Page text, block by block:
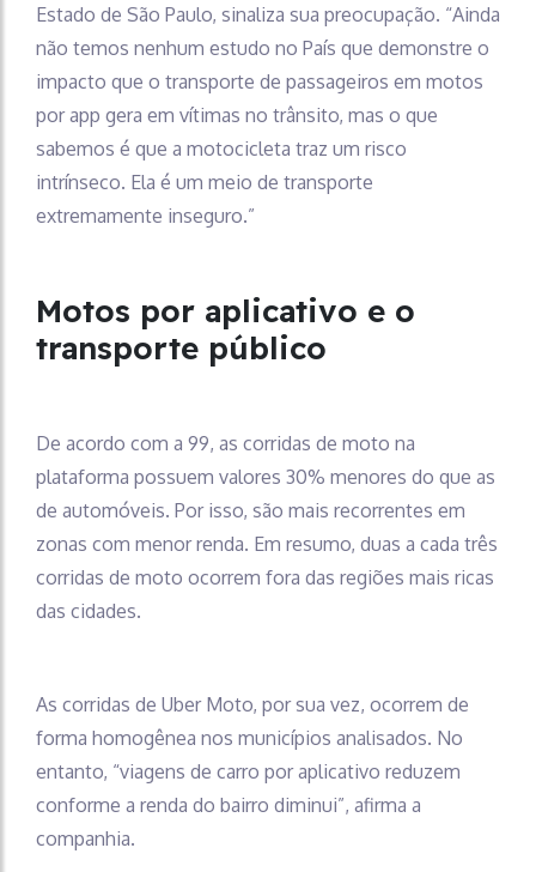
Estado de São Paulo, sinaliza sua preocupação. “Ainda
não temos nenhum estudo no País que demonstre o
impacto que o transporte de passageiros em motos
por app gera em vítimas no trânsito, mas o que
sabemos é que a motocicleta traz um risco
intrínseco. Ela é um meio de transporte
extremamente inseguro.”
Motos por aplicativo e o
transporte público
De acordo com a 99, as corridas de moto na
plataforma possuem valores 30% menores do que as
de automóveis. Por isso, são mais recorrentes em
zonas com menor renda. Em resumo, duas a cada três
corridas de moto ocorrem fora das regiões mais ricas
das cidades.
As corridas de Uber Moto, por sua vez, ocorrem de
forma homogênea nos municípios analisados. No
entanto, “viagens de carro por aplicativo reduzem
conforme a renda do bairro diminui”, afirma a
companhia.